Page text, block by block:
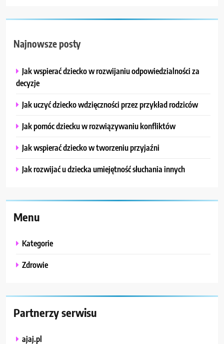
Najnowsze posty
Jak wspierać dziecko w rozwijaniu odpowiedzialności za
decyzje
Jak uczyć dziecko wdzięczności przez przykład rodziców
Jak pomóc dziecku w rozwiązywaniu konfliktów
Jak wspierać dziecko w tworzeniu przyjaźni
Jak rozwijać u dziecka umiejętność słuchania innych
Menu
Kategorie
Zdrowie
Partnerzy serwisu
ajaj.pl